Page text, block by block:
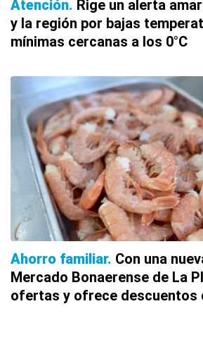
Atención Rige un alerta
y la región por bajas
mínimas cercanas a los 0°C
Ahorro familiar Con una
Mercado Bonaerense de La
ofertas y ofrece descuentos